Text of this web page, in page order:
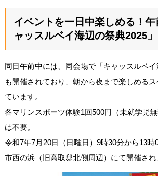
イベントを一日中楽しめる！
ャッスルベイ海辺の祭典2025
同日午前中には、同会場で「キャッスルベイ
も開催されており、朝から夜まで楽しめる
ています。
各マリンスポーツ体験1回500円（未就学児
は不要。
令和7年7月20日（日曜日）9時30分から13時
市西の浜（旧高取邸北側周辺）にて開催され